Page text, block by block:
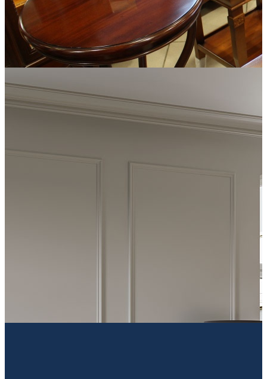
Модульные системы, спальни, прихожие, гостиные, стенки,
шкафы, детские, кабинеты, столовые, мягкая мебель